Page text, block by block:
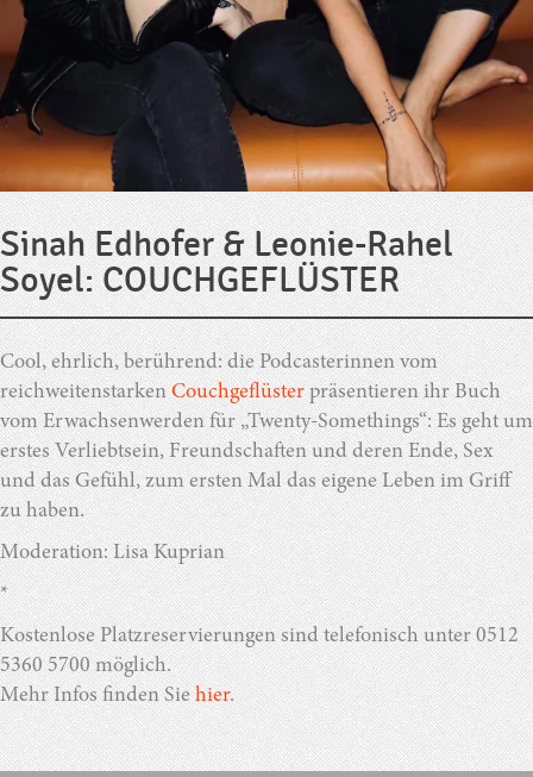
Sinah Edhofer & Leonie-Rahel
Soyel: COUCHGEFLÜSTER
Cool, ehrlich, berührend: die Podcasterinnen vom
reichweitenstarkenCouchgeflüsterpräsentieren ihr Buch
vom Erwachsenwerden für „Twenty-Somethings“: Es geht um
erstes Verliebtsein, Freundschaften und deren Ende, Sex
und das Gefühl, zum ersten Mal das eigene Leben im Griff
zu haben.
Moderation: Lisa Kuprian
*
Kostenlose Platzreservierungen sind telefonisch unter 0512
5360 5700 möglich.
Mehr Infos finden Siehier.